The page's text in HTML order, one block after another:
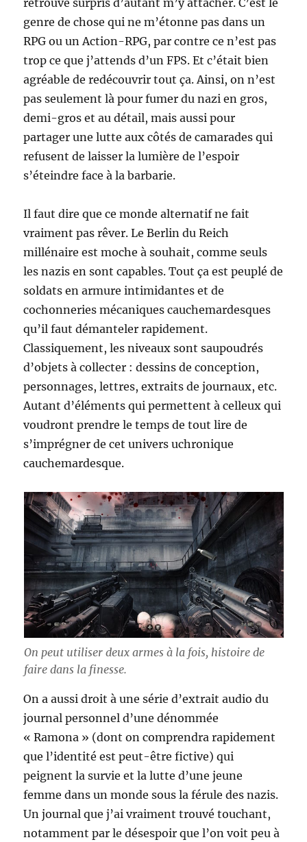
genre de chose qui ne m’étonne pas dans un
RPG ou un Action-RPG, par contre ce n’est pas
trop ce que j’attends d’un FPS. Et c’était bien
agréable de redécouvrir tout ça. Ainsi, on n’est
pas seulement là pour fumer du nazi en gros,
demi-gros et au détail, mais aussi pour
partager une lutte aux côtés de camarades qui
refusent de laisser la lumière de l’espoir
s’éteindre face à la barbarie.
Il faut dire que ce monde alternatif ne fait
vraiment pas rêver. Le Berlin du Reich
millénaire est moche à souhait, comme seuls
les nazis en sont capables. Tout ça est peuplé de
soldats en armure intimidantes et de
cochonneries mécaniques cauchemardesques
qu’il faut démanteler rapidement.
Classiquement, les niveaux sont saupoudrés
d’objets à collecter : dessins de conception,
personnages, lettres, extraits de journaux, etc.
Autant d’éléments qui permettent à celleux qui
voudront prendre le temps de tout lire de
s’imprégner de cet univers uchronique
cauchemardesque.
On peut utiliser deux armes à la fois, histoire de
faire dans la finesse.
On a aussi droit à une série d’extrait audio du
journal personnel d’une dénommée
« Ramona » (dont on comprendra rapidement
que l’identité est peut-être fictive) qui
peignent la survie et la lutte d’une jeune
femme dans un monde sous la férule des nazis.
Un journal que j’ai vraiment trouvé touchant,
notamment par le désespoir que l’on voit peu à